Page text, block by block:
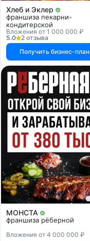
Хлеб и Эклер
франшиза пекарни-
кондитерской
Вложения от 1 000 000 ₽
5.0
2 отзыва
Получить бизнес-план
МОНСТА
франшиза рёберной
Вложения от 4 000 000 ₽